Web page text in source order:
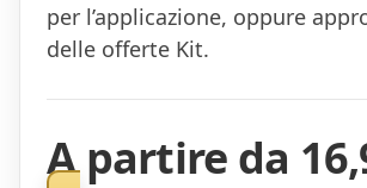
per l’applicazione, oppure
delle offerte Kit.
A partire da